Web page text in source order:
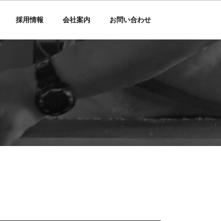
採用情報 会社案内 お問い合わせ